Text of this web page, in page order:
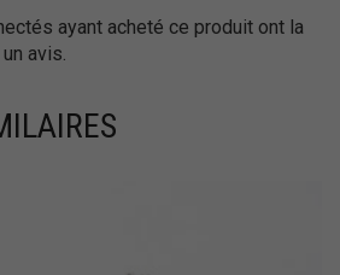
ayant acheté ce produit ont la
avis.